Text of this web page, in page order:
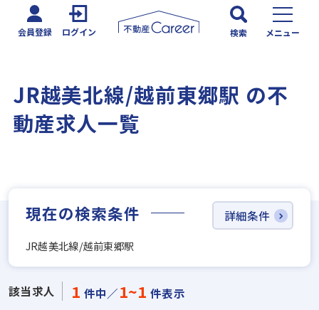
会員登録 ログイン 検索 メニュー
JR越美北線/越前東郷駅 の不
動産求人一覧
現在の検索条件
JR越美北線/越前東郷駅
詳細条件
該当求人 1 件中／1~1 件表示